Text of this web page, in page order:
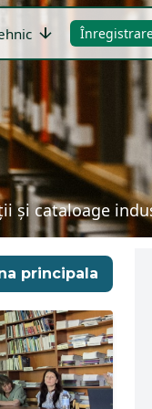
arrow_downward
și cataloage
principala